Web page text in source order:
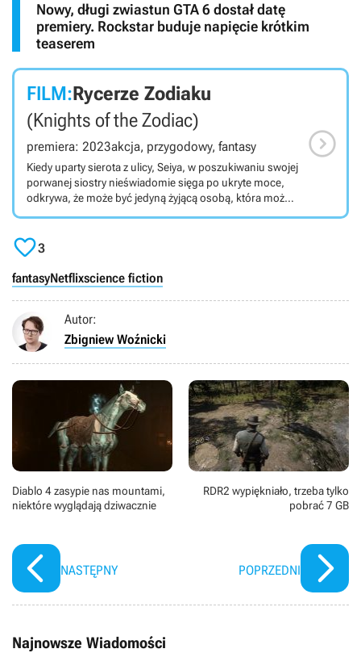
Nowy, długi zwiastun GTA 6 dostał datę
premiery. Rockstar buduje napięcie krótkim
teaserem
FILM:Rycerze Zodiaku
(Knights of the Zodiac)
premiera: 2023akcja, przygodowy, fantasy
Kiedy uparty sierota z ulicy, Seiya, w poszukiwaniu swojej
porwanej siostry nieświadomie sięga po ukryte moce,
odkrywa, że może być jedyną żyjącą osobą, która może
i wypełnić swoje przeznaczenie, by zostać Rycerzem
Zodiaku?

3
fantasyNetflixscience fiction
Autor:
Zbigniew Woźnicki
Diablo 4 zasypie nas mountami,
niektóre wyglądają dziwacznie
NASTĘPNY
RDR2 wypiękniało, trzeba tylko
pobrać 7 GB
POPRZEDNI
Najnowsze Wiadomości